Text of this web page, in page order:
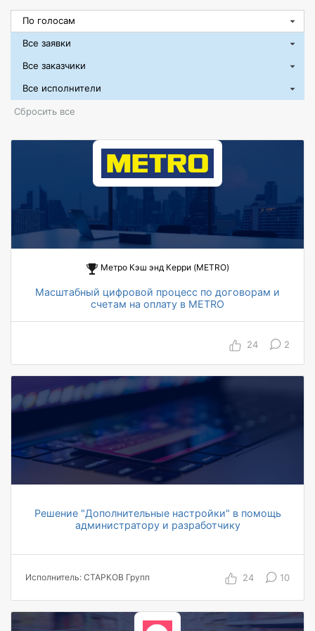
Сбросить все
Метро Кэш энд Керри (METRO)
Масштабный цифровой процесс по договорам и
счетам на оплату в METRO
синхронизируются в Directum RX ежедневно
50 000 объектов перенесено при миграции
данных
12 месяцев на проект
24 2
Решение "Дополнительные настройки" в помощь
администратору и разработчику
Исполнитель: СТАРКОВ Групп 24 10